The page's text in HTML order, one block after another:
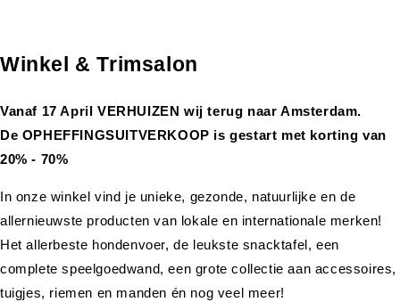
Winkel & Trimsalon
Vanaf 17 April VERHUIZEN wij terug naar Amsterdam.
De OPHEFFINGSUITVERKOOP is gestart met korting van
20% - 70%
In onze winkel vind je unieke, gezonde, natuurlijke en de
allernieuwste producten van lokale en internationale merken!
Het allerbeste hondenvoer, de leukste snacktafel, een
complete speelgoedwand, een grote collectie aan accessoires,
tuigjes, riemen en manden én nog veel meer!